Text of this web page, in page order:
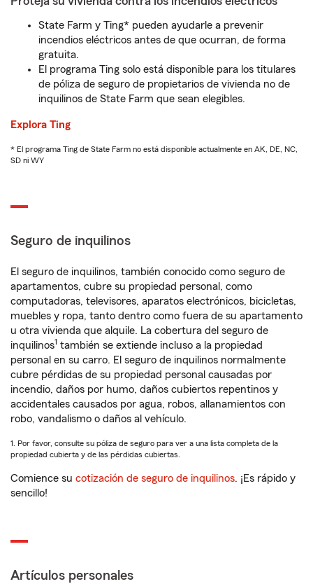
State Farm y Ting* pueden ayudarle a prevenir
incendios eléctricos antes de que ocurran, de forma
gratuita.
El programa Ting solo está disponible para los titulares
de póliza de seguro de propietarios de vivienda no de
inquilinos de State Farm que sean elegibles.
Explora Ting
* El programa Ting de State Farm no está disponible actualmente en AK, DE, NC,
SD ni WY
Seguro de inquilinos
El seguro de inquilinos, también conocido como seguro de
apartamentos, cubre su propiedad personal, como
computadoras, televisores, aparatos electrónicos, bicicletas,
muebles y ropa, tanto dentro como fuera de su apartamento
u otra vivienda que alquile. La cobertura del seguro de
inquilinos1 también se extiende incluso a la propiedad
personal en su carro. El seguro de inquilinos normalmente
cubre pérdidas de su propiedad personal causadas por
incendio, daños por humo, daños cubiertos repentinos y
accidentales causados por agua, robos, allanamientos con
robo, vandalismo o daños al vehículo.
1. Por favor, consulte su póliza de seguro para ver a una lista completa de la
propiedad cubierta y de las pérdidas cubiertas.
Comience su cotización de seguro de inquilinos. ¡Es rápido y
sencillo!
Artículos personales